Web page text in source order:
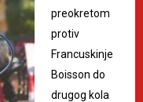
preokretom
protiv
Francuskinje
Boisson do
drugog kola